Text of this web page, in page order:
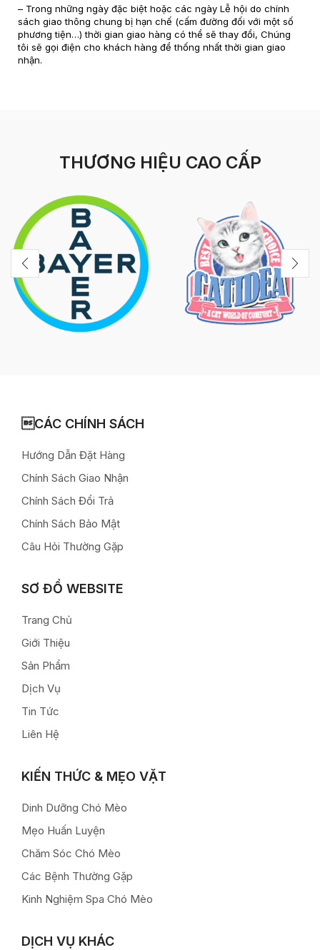
– Trong những ngày đặc biệt hoặc các ngày Lễ hội do chính
sách giao thông chung bị hạn chế (cấm đường đối với một số
phương tiện…) thời gian giao hàng có thể sẽ thay đổi, Chúng
tôi sẽ gọi điện cho khách hàng để thống nhất thời gian giao
nhận.
THƯƠNG HIỆU CAO CẤP
CÁC CHÍNH SÁCH
Hướng Dẫn Đặt Hàng
Chính Sách Giao Nhận
Chính Sách Đổi Trả
Chính Sách Bảo Mật
Câu Hỏi Thường Gặp
SƠ ĐỒ WEBSITE
Trang Chủ
Giới Thiệu
Sản Phẩm
Dịch Vụ
Tin Tức
Liên Hệ
KIẾN THỨC & MẸO VẶT
Dinh Dưỡng Chó Mèo
Mẹo Huấn Luyện
Chăm Sóc Chó Mèo
Các Bệnh Thường Gặp
Kinh Nghiệm Spa Chó Mèo
DỊCH VỤ KHÁC